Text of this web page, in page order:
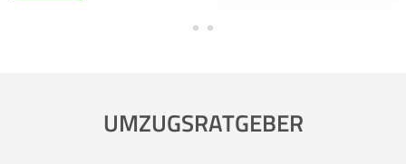
UMZUGSRATGEBER